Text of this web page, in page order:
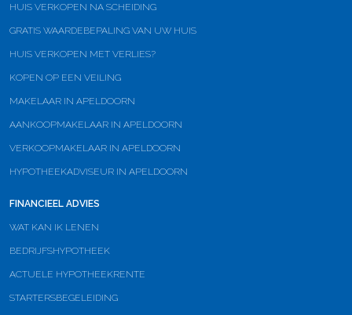
HUIS VERKOPEN NA SCHEIDING
GRATIS WAARDEBEPALING VAN UW HUIS
HUIS VERKOPEN MET VERLIES?
KOPEN OP EEN VEILING
MAKELAAR IN APELDOORN
AANKOOPMAKELAAR IN APELDOORN
VERKOOPMAKELAAR IN APELDOORN
HYPOTHEEKADVISEUR IN APELDOORN
FINANCIEEL ADVIES
WAT KAN IK LENEN
BEDRIJFSHYPOTHEEK
ACTUELE HYPOTHEEKRENTE
STARTERSBEGELEIDING